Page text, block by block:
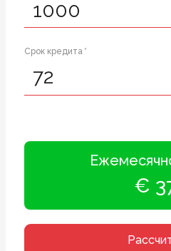
Срок кредита *
€